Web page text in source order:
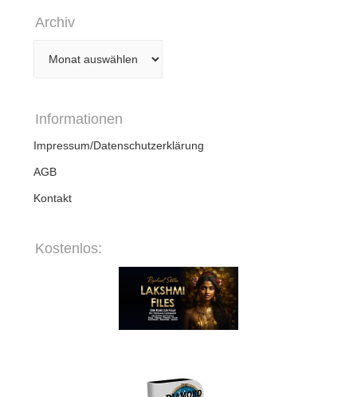
Archiv
Informationen
Impressum/Datenschutzerklärung
AGB
Kontakt
Kostenlos: